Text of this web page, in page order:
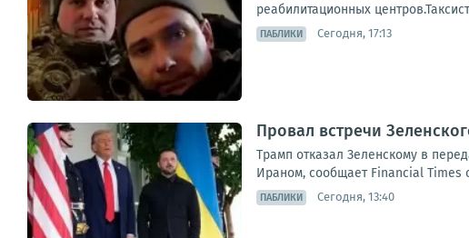
реабилитационных
ПАБЛИКИ Сегодня, 17:13
Провал встречи
Трамп отказал Зеленскому в
Ираном, сообщает Financial Times
ПАБЛИКИ Сегодня, 13:40